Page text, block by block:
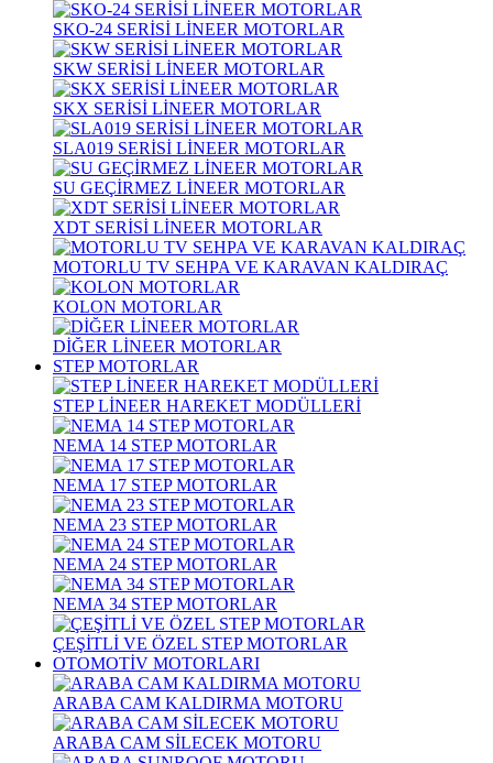
SKO-24 SERİSİ LİNEER MOTORLAR
SKW SERİSİ LİNEER MOTORLAR
SKX SERİSİ LİNEER MOTORLAR
SLA019 SERİSİ LİNEER MOTORLAR
SU GEÇİRMEZ LİNEER MOTORLAR
XDT SERİSİ LİNEER MOTORLAR
MOTORLU TV SEHPA VE KARAVAN KALDIRAÇ
KOLON MOTORLAR
DİĞER LİNEER MOTORLAR
STEP MOTORLAR
STEP LİNEER HAREKET MODÜLLERİ
NEMA 14 STEP MOTORLAR
NEMA 17 STEP MOTORLAR
NEMA 23 STEP MOTORLAR
NEMA 24 STEP MOTORLAR
NEMA 34 STEP MOTORLAR
ÇEŞİTLİ VE ÖZEL STEP MOTORLAR
OTOMOTİV MOTORLARI
ARABA CAM KALDIRMA MOTORU
ARABA CAM SİLECEK MOTORU